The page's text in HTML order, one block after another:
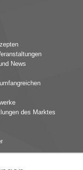
News
des Marktes